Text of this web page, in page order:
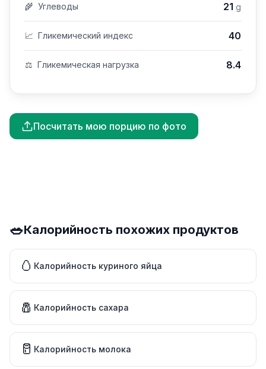
🌾 Углеводы 21 g
📈 Гликемический индекс 40
⚖️ Гликемическая нагрузка 8.4
Посчитать мою порцию по фото
🥗Калорийность похожих продуктов
🥚 Калорийность куриного яйца
🧂 Калорийность сахара
🥛 Калорийность молока